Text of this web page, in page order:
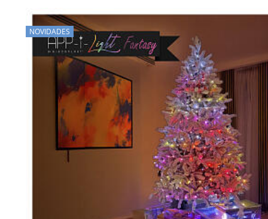
NOVIDADES